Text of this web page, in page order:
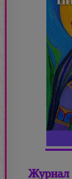
Журнал